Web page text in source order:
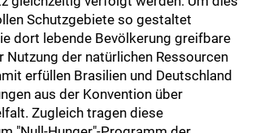
Schutzgebiete so gestaltet
dort lebende Bevölkerung greifbare
Nutzung der natürlichen Ressourcen
erfüllen Brasilien und Deutschland
aus der Konvention über
Zugleich tragen diese